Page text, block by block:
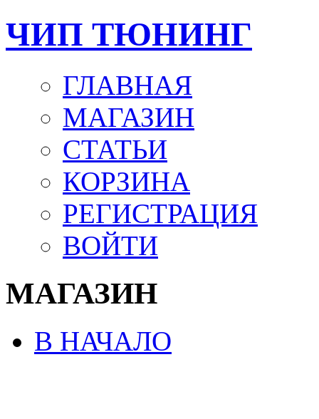
ЧИП ТЮНИНГ
ГЛАВНАЯ
МАГАЗИН
СТАТЬИ
КОРЗИНА
РЕГИСТРАЦИЯ
ВОЙТИ
МАГАЗИН
В НАЧАЛО